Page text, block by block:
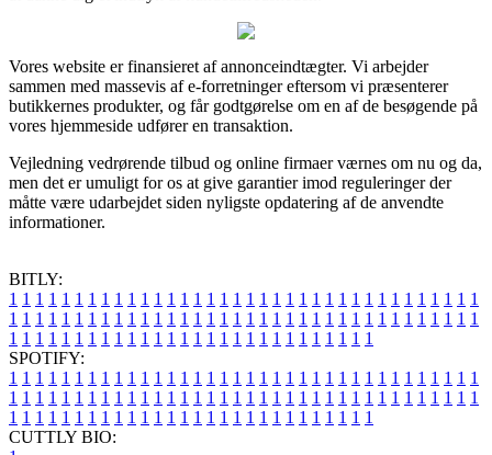
Vores website er finansieret af annonceindtægter. Vi arbejder
sammen med massevis af e-forretninger eftersom vi præsenterer
butikkernes produkter, og får godtgørelse om en af de besøgende på
vores hjemmeside udfører en transaktion.
Vejledning vedrørende tilbud og online firmaer værnes om nu og da,
men det er umuligt for os at give garantier imod reguleringer der
måtte være udarbejdet siden nyligste opdatering af de anvendte
informationer.
BITLY:
1 1 1 1 1 1 1 1 1 1 1 1 1 1 1 1 1 1 1 1 1 1 1 1 1 1 1 1 1 1 1 1 1 1 1 1
1 1 1 1 1 1 1 1 1 1 1 1 1 1 1 1 1 1 1 1 1 1 1 1 1 1 1 1 1 1 1 1 1 1 1 1
1 1 1 1 1 1 1 1 1 1 1 1 1 1 1 1 1 1 1 1 1 1 1 1 1 1 1 1
SPOTIFY:
1 1 1 1 1 1 1 1 1 1 1 1 1 1 1 1 1 1 1 1 1 1 1 1 1 1 1 1 1 1 1 1 1 1 1 1
1 1 1 1 1 1 1 1 1 1 1 1 1 1 1 1 1 1 1 1 1 1 1 1 1 1 1 1 1 1 1 1 1 1 1 1
1 1 1 1 1 1 1 1 1 1 1 1 1 1 1 1 1 1 1 1 1 1 1 1 1 1 1 1
CUTTLY BIO: